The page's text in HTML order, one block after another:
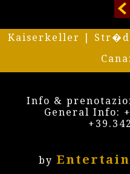
Kaiserkeller |
Info &
General Info:
by